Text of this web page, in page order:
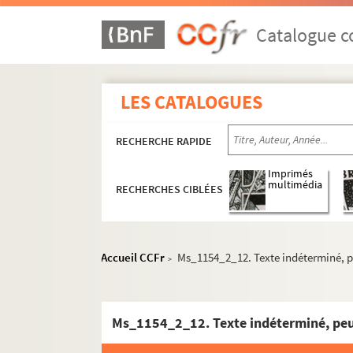
Catalogue
LES CATALOGUES
RECHERCHE RAPIDE
RECHERCHES CIBLÉES
Imprimés
multimédia
Accueil CCFr > Ms_1154_2_12. Texte indéterminé,
Ms_1154_2_12. Texte indéterminé,